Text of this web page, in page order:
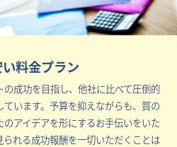
料金プラン
成功を目指し、他社に比べて圧倒的
います。予算を抑えながらも、質の
アイデアを形にするお手伝いをいた
れる成功報酬を一切いただくことは